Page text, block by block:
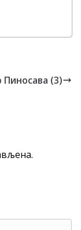
(3)